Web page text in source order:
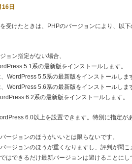
日
受けたときは、PHPのバージョンにより、以
ョン指定がない場合、
5.1系の最新版をインストールします。
WordPress 5.5系の最新版をインストールしま
WordPress 5.6系の最新版をインストールしま
6.2系の最新版をインストールします。
6.0以上を設置できます。特別に指定が
ージョンのほうがいいとは限らないです。
ージョンのほうが重くなりますし、評判が聞
はできるだけ最新バージョンは避けることにし